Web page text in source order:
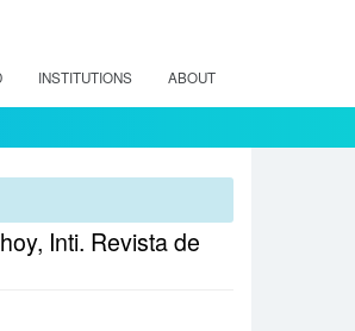
INSTITUTIONS ABOUT
Inti. Revista de